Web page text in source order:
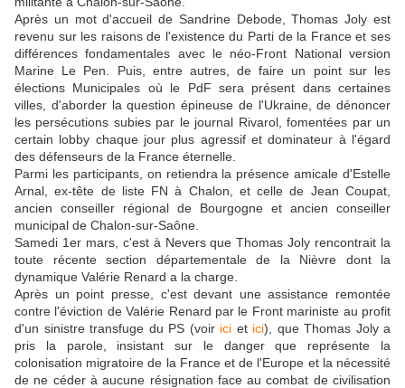
Après un mot d'accueil de Sandrine Debode, Thomas Joly est
revenu sur les raisons de l'existence du Parti de la France et ses
différences fondamentales avec le néo-Front National version
Marine Le Pen. Puis, entre autres, de faire un point sur les
élections Municipales où le PdF sera présent dans certaines
villes, d'aborder la question épineuse de l'Ukraine, de dénoncer
les persécutions subies par le journal Rivarol, fomentées par un
certain lobby chaque jour plus agressif et dominateur à l'égard
des défenseurs de la France éternelle.
Parmi les participants, on retiendra la présence amicale d'Estelle
Arnal, ex-tête de liste FN à Chalon, et celle de Jean Coupat,
ancien conseiller régional de Bourgogne et ancien conseiller
municipal de Chalon-sur-Saône.
Samedi 1er mars, c'est à Nevers que Thomas Joly rencontrait la
toute récente section départementale de la Nièvre dont la
dynamique Valérie Renard a la charge.
Après un point presse, c'est devant une assistance remontée
contre l'éviction de Valérie Renard par le Front mariniste au profit
d'un sinistre transfuge du PS (voir ici et ici), que Thomas Joly a
pris la parole, insistant sur le danger que représente la
colonisation migratoire de la France et de l'Europe et la nécessité
de ne céder à aucune résignation face au combat de civilisation